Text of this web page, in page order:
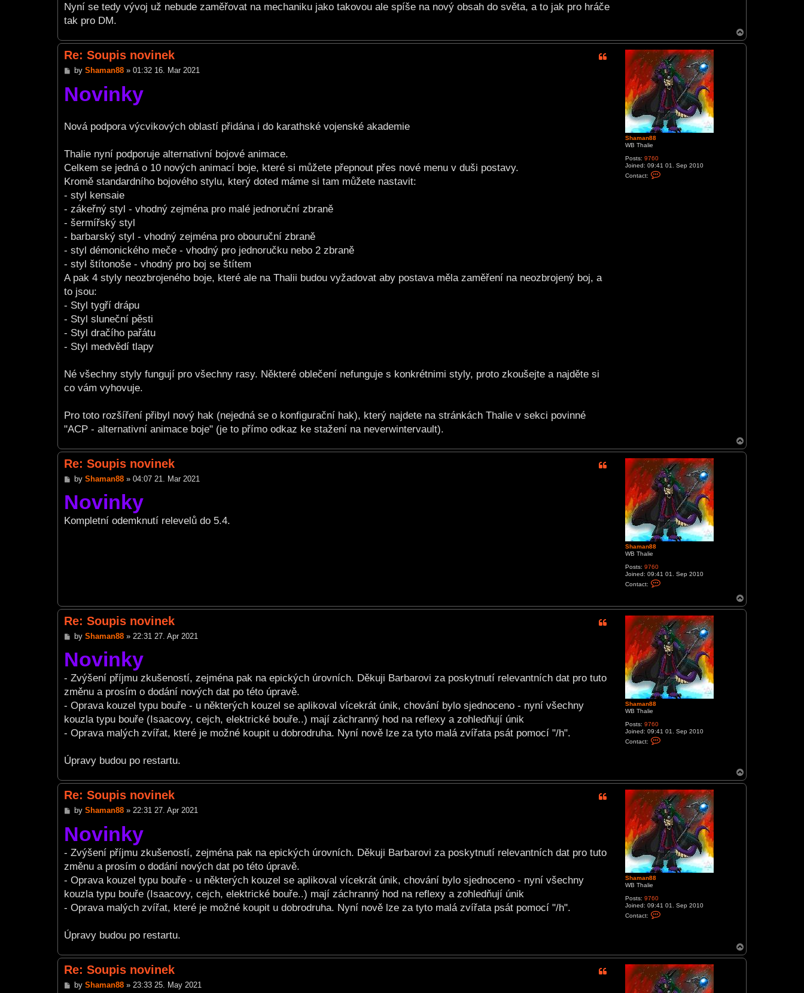
Nyní se tedy vývoj už nebude zaměřovat na mechaniku jako takovou ale spíše na nový obsah do světa, a to jak pro hráče
tak pro DM.
o
p
Shaman88
WB Thalie
Posts: 9760
Joined: 09:41 01. Sep 2010
Contact:
Re: Soupis novinek
P
s
t
by Shaman88» 01:32 16. Mar 2021
Novinky
Nová podpora výcvikových oblastí přidána i do karathské vojenské akademie
Thalie nyní podporuje alternativní bojové animace.
Celkem se jedná o 10 nových animací boje, které si můžete přepnout přes nové menu v duši postavy.
Kromě standardního bojového stylu, který doted máme si tam můžete nastavit:
- styl kensaie
- zákeřný styl - vhodný zejména pro malé jednoruční zbraně
- šermířský styl
- barbarský styl - vhodný zejména pro obouruční zbraně
- styl démonického meče - vhodný pro jednoručku nebo 2 zbraně
- styl štítonoše - vhodný pro boj se štítem
A pak 4 styly neozbrojeného boje, které ale na Thalii budou vyžadovat aby postava měla zaměření na neozbrojený boj, a
to jsou:
- Styl tygří drápu
- Styl sluneční pěsti
- Styl dračího pařátu
- Styl medvědí tlapy
Né všechny styly fungují pro všechny rasy. Některé oblečení nefunguje s konkrétnimi styly, proto zkoušejte a najděte si
co vám vyhovuje.
Pro toto rozšíření přibyl nový hak (nejedná se o konfigurační hak), který najdete na stránkách Thalie v sekci povinné
"ACP - alternativní animace boje" (je to přímo odkaz ke stažení na neverwintervault).
o
p
Shaman88
WB Thalie
Posts: 9760
Joined: 09:41 01. Sep 2010
Contact:
a
c
t
S
h
a
m
a
n
8
8
Re: Soupis novinek
P
s
t
by Shaman88» 04:07 21. Mar 2021
Novinky
Kompletní odemknutí relevelů do 5.4.
o
p
Shaman88
WB Thalie
Posts: 9760
Joined: 09:41 01. Sep 2010
Contact:
t
h
a
m
a
n
8
8
Re: Soupis novinek
P
s
t
by Shaman88» 22:31 27. Apr 2021
Novinky
- Zvýšení příjmu zkušeností, zejména pak na epických úrovních. Děkuji Barbarovi za poskytnutí relevantních dat pro tuto
změnu a prosím o dodání nových dat po této úpravě.
- Oprava kouzel typu bouře - u některých kouzel se aplikoval vícekrát únik, chování bylo sjednoceno - nyní všechny
kouzla typu bouře (Isaacovy, cejch, elektrické bouře..) mají záchranný hod na reflexy a zohledňují únik
- Oprava malých zvířat, které je možné koupit u dobrodruha. Nyní nově lze za tyto malá zvířata psát pomocí "/h".
Úpravy budou po restartu.
o
p
Shaman88
WB Thalie
Posts: 9760
Joined: 09:41 01. Sep 2010
Contact:
t
h
a
m
a
Re: Soupis novinek
P
s
t
by Shaman88» 22:31 27. Apr 2021
Novinky
- Zvýšení příjmu zkušeností, zejména pak na epických úrovních. Děkuji Barbarovi za poskytnutí relevantních dat pro tuto
změnu a prosím o dodání nových dat po této úpravě.
- Oprava kouzel typu bouře - u některých kouzel se aplikoval vícekrát únik, chování bylo sjednoceno - nyní všechny
kouzla typu bouře (Isaacovy, cejch, elektrické bouře..) mají záchranný hod na reflexy a zohledňují únik
- Oprava malých zvířat, které je možné koupit u dobrodruha. Nyní nově lze za tyto malá zvířata psát pomocí "/h".
Úpravy budou po restartu.
o
p
Re: Soupis novinek
Pby Shaman88» 23:33 25. May 2021